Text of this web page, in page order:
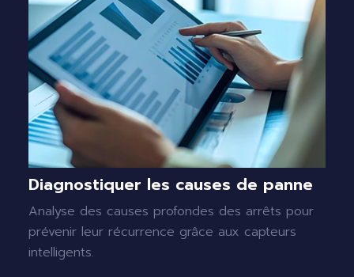
Diagnostiquer les causes de panne
Analyse des causes profondes des arrêts pour
prévenir leur récurrence grâce aux capteurs
intelligents.